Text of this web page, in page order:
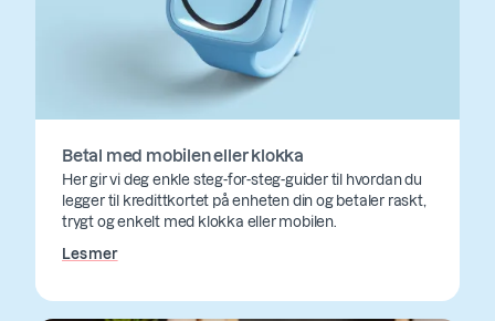
Betal med mobilen eller klokka
Her gir vi deg enkle steg-for-steg-guider til hvordan du
legger til kredittkortet på enheten din og betaler raskt,
trygt og enkelt med klokka eller mobilen.
Les mer